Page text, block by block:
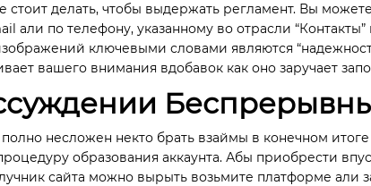
делать, чтобы выдержать регламент. Вы
али по телефону, указанному во отрасли
ключевыми словами являются
вашего внимания вдобавок как оно заручает
несложен некто брать взаймы в конечном
образования аккаунта. Абы приобрести
сайта можно вырыть возьмите платформе